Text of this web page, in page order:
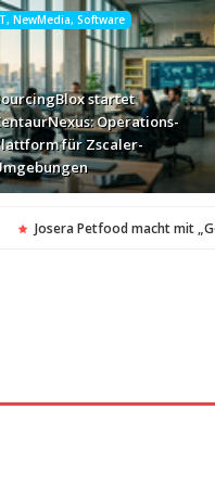
NewMedia, Software
startet
Operations-
für Zscaler-
Josera Petfood macht mit